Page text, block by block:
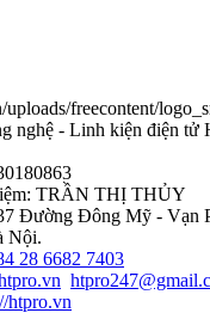
freecontent/
nghệ - Linh kiện điện tử
TRẦN THỊ THỦY
Đường Đông Mỹ - Vạn
Nội.
28 6682 7403
htpro.vn